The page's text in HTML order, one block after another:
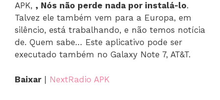
APK, , Nós não perde nada por instalá-lo.
Talvez ele também vem para a Europa, em
silêncio, está trabalhando, e não temos notícia
de. Quem sabe… Este aplicativo pode ser
executado também no Galaxy Note 7, AT&T.
Baixar| NextRadio APK